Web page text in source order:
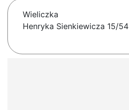
Wieliczka
Henryka Sienkiewicza 15/54